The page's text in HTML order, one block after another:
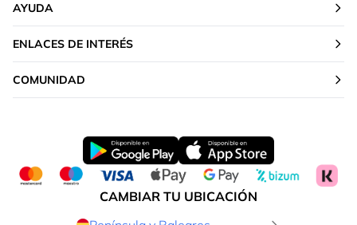
AYUDA
ENLACES DE INTERÉS
COMUNIDAD
CAMBIAR TU UBICACIÓN